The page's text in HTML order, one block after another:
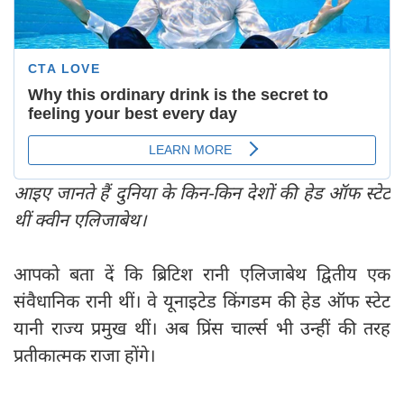
आइए जानते हैं दुनिया के किन-किन देशों की हेड ऑफ स्‍टेट
थीं क्‍वीन एलिजाबेथ।
आपको बता दें कि ब्रिटिश रानी एलिजाबेथ द्वितीय एक
संवैधानिक रानी थीं। वे यूनाइटेड किंगडम की हेड ऑफ स्टेट
यानी राज्य प्रमुख थीं। अब प्रिंस चार्ल्‍स भी उन्‍हीं की तरह
प्रतीकात्मक राजा होंगे।